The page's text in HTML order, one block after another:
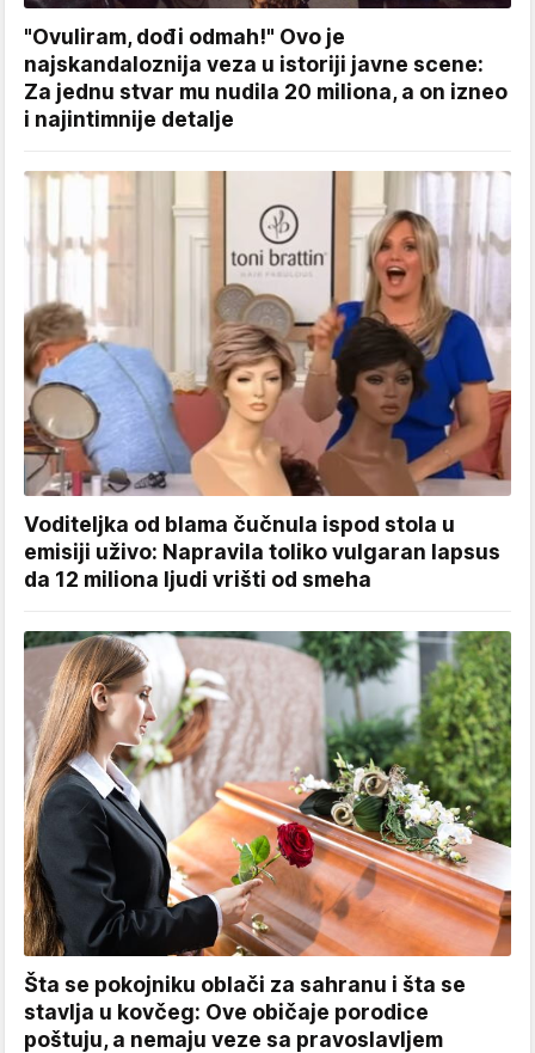
"Ovuliram, dođi odmah!" Ovo je
najskandaloznija veza u istoriji javne scene:
Za jednu stvar mu nudila 20 miliona, a on izneo
i najintimnije detalje
Voditeljka od blama čučnula ispod stola u
emisiji uživo: Napravila toliko vulgaran lapsus
da 12 miliona ljudi vrišti od smeha
Šta se pokojniku oblači za sahranu i šta se
stavlja u kovčeg: Ove običaje porodice
poštuju, a nemaju veze sa pravoslavljem